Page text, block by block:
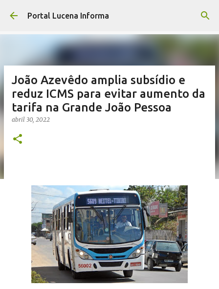
Pular para o conteúdo principal
Portal Lucena Informa
João Azevêdo amplia subsídio e
reduz ICMS para evitar aumento da
tarifa na Grande João Pessoa
abril 30, 2022